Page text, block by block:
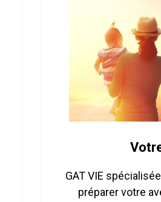
GAT VIE
préparer votre